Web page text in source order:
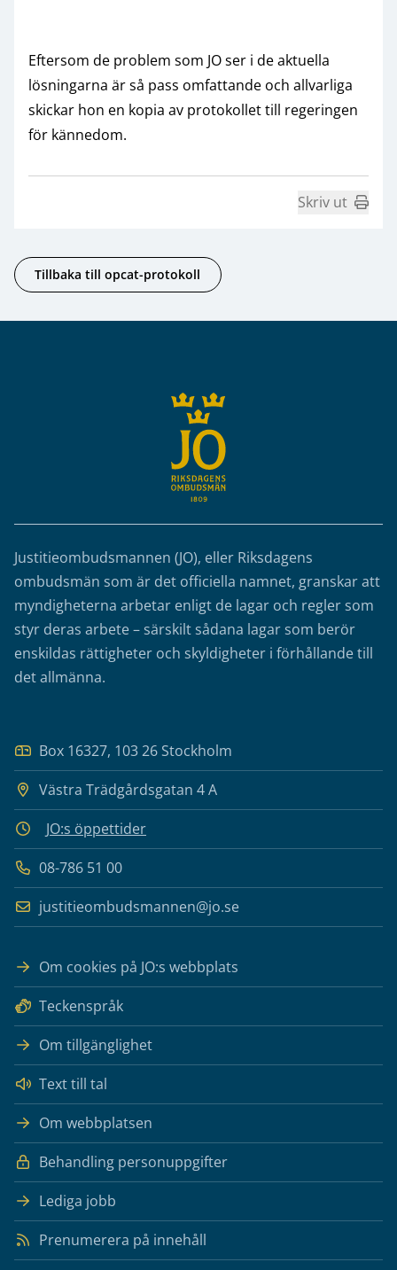
Eftersom de problem som JO ser i de aktuella
lösningarna är så pass omfattande och allvarliga
skickar hon en kopia av protokollet till regeringen
för kännedom.
Skriv ut
Tillbaka till opcat-protokoll
Justitieombudsmannen (JO), eller Riksdagens
ombudsmän som är det officiella namnet, granskar att
myndigheterna arbetar enligt de lagar och regler som
styr deras arbete – särskilt sådana lagar som berör
enskildas rättigheter och skyldigheter i förhållande till
det allmänna.
Box 16327, 103 26 Stockholm
Västra Trädgårdsgatan 4 A
JO:s öppettider
08-786 51 00
justitieombudsmannen@jo.se
Om cookies på JO:s webbplats
Teckenspråk
Om tillgänglighet
Text till tal
Om webbplatsen
Behandling personuppgifter
Lediga jobb
Prenumerera på innehåll